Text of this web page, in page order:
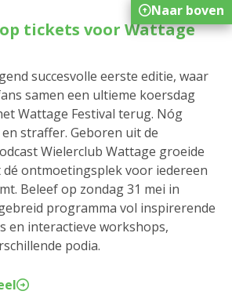
tickets voor Wattage
succesvolle eerste editie, waar
samen een ultieme koersdag
Wattage Festival terug. Nóg
straffer.​ Geboren uit de
Wielerclub Wattage groeide
ontmoetingsplek voor iedereen
Beleef op zondag 31 mei in
programma vol inspirerende
en interactieve workshops,
podia.
Naar boven